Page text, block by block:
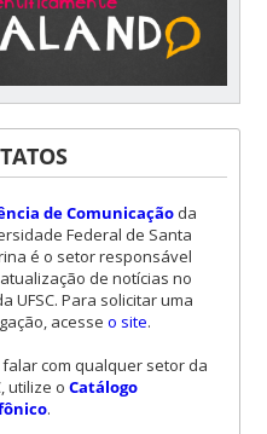
de Comunicaçãoda
Federal de Santa
é o setor responsável
de notícias no
UFSC. Para solicitar uma
acesse o site.
com qualquer setor da
utilize o Catálogo
.